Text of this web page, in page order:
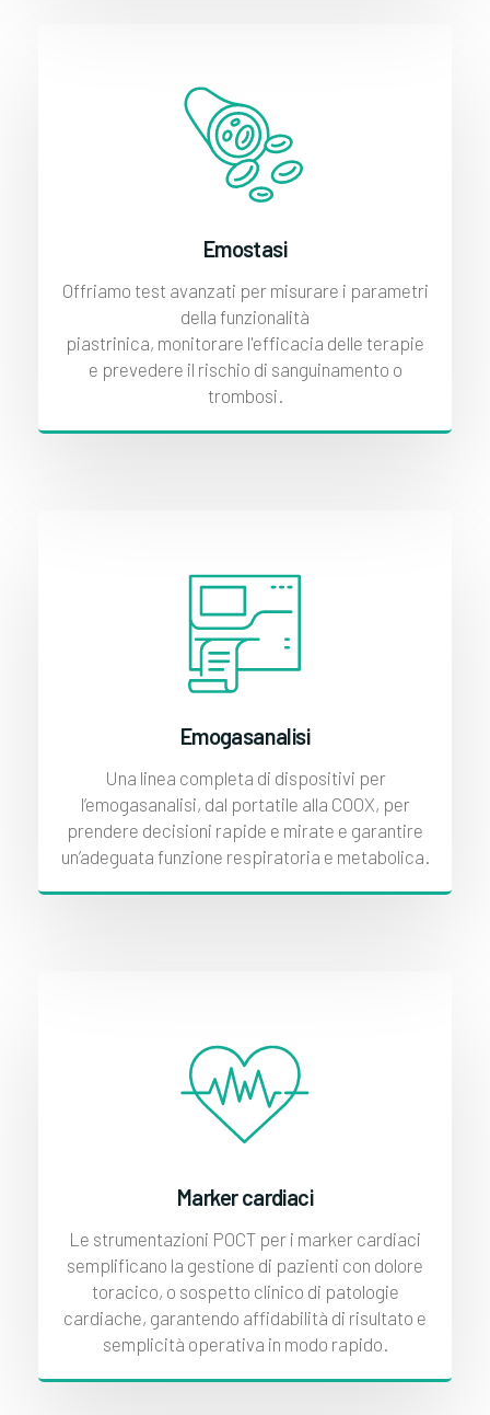
Emostasi
Offriamo test avanzati per misurare i parametri
della funzionalità
piastrinica, monitorare l'efficacia delle terapie
e prevedere il rischio di sanguinamento o
trombosi.
Emogasanalisi
Una linea completa di dispositivi per
l’emogasanalisi, dal portatile alla COOX, per
prendere decisioni rapide e mirate e garantire
un’adeguata funzione respiratoria e metabolica.
Marker cardiaci
Le strumentazioni POCT per i marker cardiaci
semplificano la gestione di pazienti con dolore
toracico, o sospetto clinico di patologie
cardiache, garantendo affidabilità di risultato e
semplicità operativa in modo rapido.